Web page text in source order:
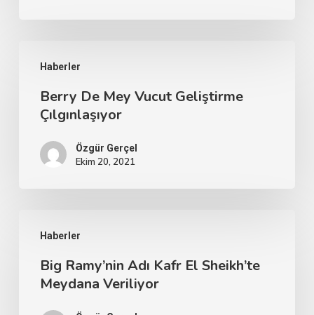
Haberler
Berry De Mey Vucut Geliştirme
Çılgınlaşıyor
Özgür Gerçel
Ekim 20, 2021
Haberler
Big Ramy’nin Adı Kafr El Sheikh’te
Meydana Veriliyor